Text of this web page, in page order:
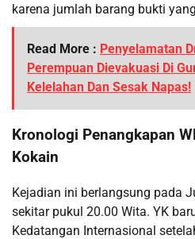
karena jumlah barang bukti
Read More : Penyelamatan
Perempuan Dievakuasi Di
Kelelahan Dan Sesak Napas!
Kronologi Penangkapan
Kokain
Kejadian ini berlangsung pada
sekitar pukul 20.00 Wita. YK
Kedatangan Internasional